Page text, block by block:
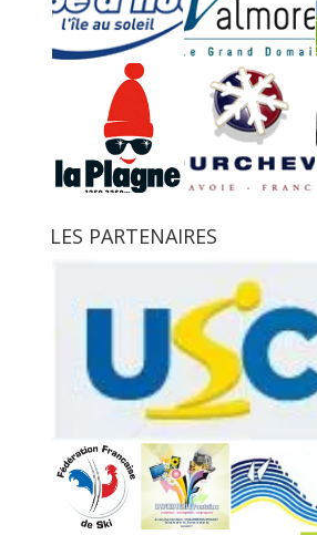
LES PARTENAIRES